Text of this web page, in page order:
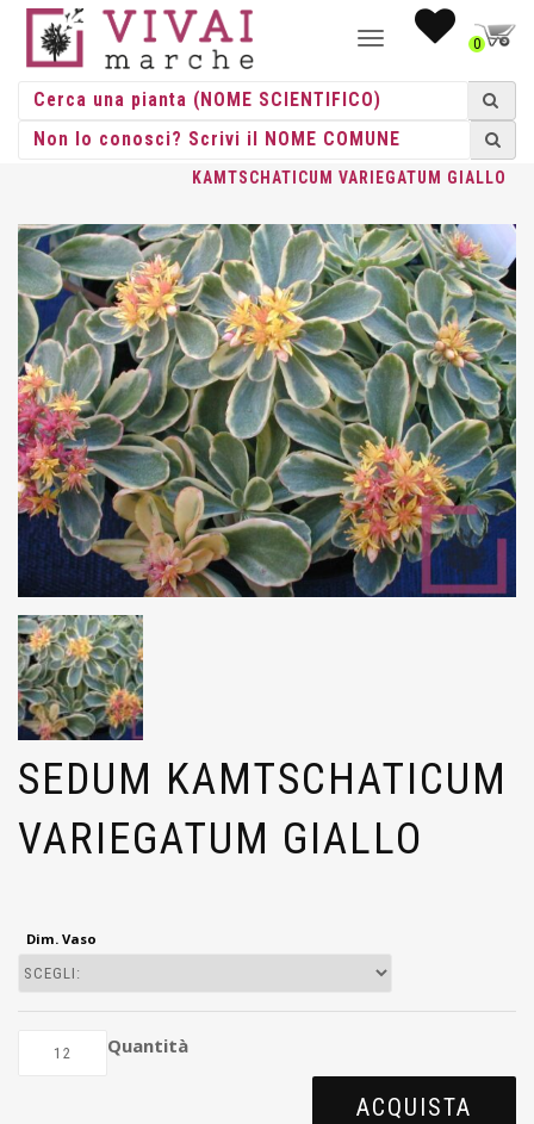
NAVIGAZIONE0
HOME/ERBACEE/ERBACEE PERENNI / SEDUM / SEDUM
KAMTSCHATICUM VARIEGATUM GIALLO
SEDUM KAMTSCHATICUM
VARIEGATUM GIALLO
Dim. Vaso
Quantità
ACQUISTA